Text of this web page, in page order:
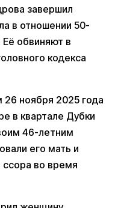
завершил
в отношении 50-
обвиняют в
кодекса
26 ноября 2025 года
в квартале Дубки
46-летним
его мать и
во время